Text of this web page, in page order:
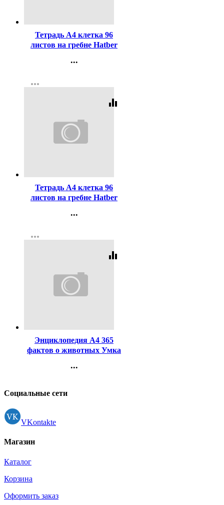
Тетрадь А4 клетка 96
листов на гребне Hatber
перфорация
ассорти арт 96Т4B3гр
...
Регистрация
more_horiz
equalizer
Тетрадь А4 клетка 96
листов на гребне Hatber
матовая ламинация
...
Регистрация
more_horiz
equalizer
Энциклопедия А4 365
фактов о животных Умка
...
Регистрация
Социальные сети
VKontakte
Магазин
Каталог
Корзина
Оформить заказ